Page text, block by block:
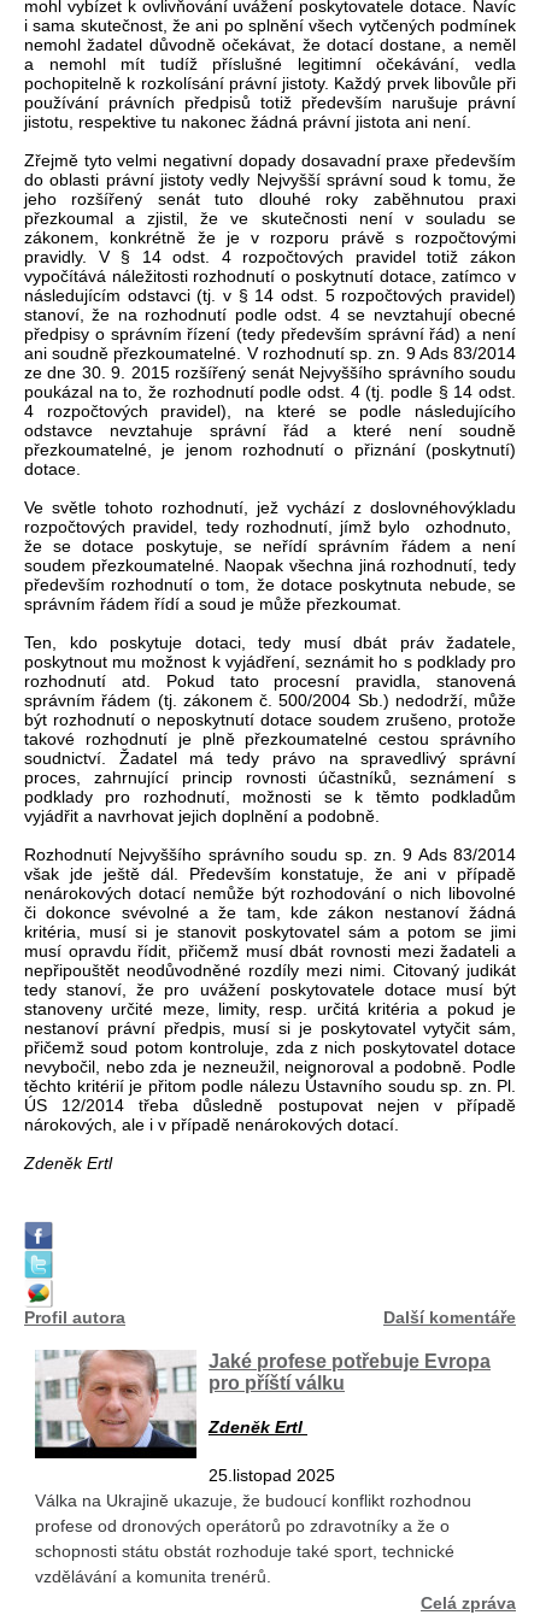
mohl vybízet k ovlivňování uvážení poskytovatele dotace. Navíc
i sama skutečnost, že ani po splnění všech vytčených podmínek
nemohl žadatel důvodně očekávat, že dotací dostane, a neměl
a nemohl mít tudíž příslušné legitimní očekávání, vedla
pochopitelně k rozkolísání právní jistoty. Každý prvek libovůle při
používání právních předpisů totiž především narušuje právní
jistotu, respektive tu nakonec žádná právní jistota ani není.
Zřejmě tyto velmi negativní dopady dosavadní praxe především
do oblasti právní jistoty vedly Nejvyšší správní soud k tomu, že
jeho rozšířený senát tuto dlouhé roky zaběhnutou praxi
přezkoumal a zjistil, že ve skutečnosti není v souladu se
zákonem, konkrétně že je v rozporu právě s rozpočtovými
pravidly. V § 14 odst. 4 rozpočtových pravidel totiž zákon
vypočítává náležitosti rozhodnutí o poskytnutí dotace, zatímco v
následujícím odstavci (tj. v § 14 odst. 5 rozpočtových pravidel)
stanoví, že na rozhodnutí podle odst. 4 se nevztahují obecné
předpisy o správním řízení (tedy především správní řád) a není
ani soudně přezkoumatelné. V rozhodnutí sp. zn. 9 Ads 83/2014
ze dne 30. 9. 2015 rozšířený senát Nejvyššího správního soudu
poukázal na to, že rozhodnutí podle odst. 4 (tj. podle § 14 odst.
4 rozpočtových pravidel), na které se podle následujícího
odstavce nevztahuje správní řád a které není soudně
přezkoumatelné, je jenom rozhodnutí o přiznání (poskytnutí)
dotace.
Ve světle tohoto rozhodnutí, jež vychází z doslovnéhovýkladu
rozpočtových pravidel, tedy rozhodnutí, jímž bylo ozhodnuto,
že se dotace poskytuje, se neřídí správním řádem a není
soudem přezkoumatelné. Naopak všechna jiná rozhodnutí, tedy
především rozhodnutí o tom, že dotace poskytnuta nebude, se
správním řádem řídí a soud je může přezkoumat.
Ten, kdo poskytuje dotaci, tedy musí dbát práv žadatele,
poskytnout mu možnost k vyjádření, seznámit ho s podklady pro
rozhodnutí atd. Pokud tato procesní pravidla, stanovená
správním řádem (tj. zákonem č. 500/2004 Sb.) nedodrží, může
být rozhodnutí o neposkytnutí dotace soudem zrušeno, protože
takové rozhodnutí je plně přezkoumatelné cestou správního
soudnictví. Žadatel má tedy právo na spravedlivý správní
proces, zahrnující princip rovnosti účastníků, seznámení s
podklady pro rozhodnutí, možnosti se k těmto podkladům
vyjádřit a navrhovat jejich doplnění a podobně.
Rozhodnutí Nejvyššího správního soudu sp. zn. 9 Ads 83/2014
však jde ještě dál. Především konstatuje, že ani v případě
nenárokových dotací nemůže být rozhodování o nich libovolné
či dokonce svévolné a že tam, kde zákon nestanoví žádná
kritéria, musí si je stanovit poskytovatel sám a potom se jimi
musí opravdu řídit, přičemž musí dbát rovnosti mezi žadateli a
nepřipouštět neodůvodněné rozdíly mezi nimi. Citovaný judikát
tedy stanoví, že pro uvážení poskytovatele dotace musí být
stanoveny určité meze, limity, resp. určitá kritéria a pokud je
nestanoví právní předpis, musí si je poskytovatel vytyčit sám,
přičemž soud potom kontroluje, zda z nich poskytovatel dotace
nevybočil, nebo zda je nezneužil, neignoroval a podobně. Podle
těchto kritérií je přitom podle nálezu Ústavního soudu sp. zn. Pl.
ÚS 12/2014 třeba důsledně postupovat nejen v případě
nárokových, ale i v případě nenárokových dotací.
Zdeněk Ertl
Profil autora Další komentáře
Jaké profese potřebuje Evropa
pro příští válku
Zdeněk Ertl
25.listopad 2025
Válka na Ukrajině ukazuje, že budoucí konflikt rozhodnou
profese od dronových operátorů po zdravotníky a že o
schopnosti státu obstát rozhoduje také sport, technické
vzdělávání a komunita trenérů.
Celá zpráva